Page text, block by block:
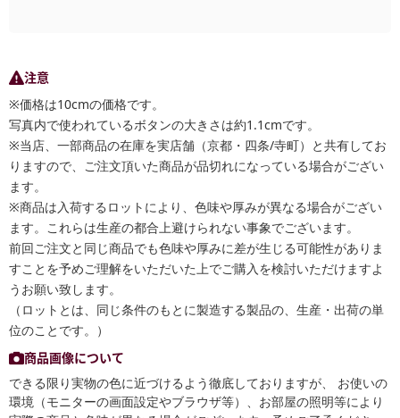
注意
※価格は10cmの価格です。
写真内で使われているボタンの大きさは約1.1cmです。
※当店、一部商品の在庫を実店舗（京都・四条/寺町）と共有してお
りますので、ご注文頂いた商品が品切れになっている場合がござい
ます。
※商品は入荷するロットにより、色味や厚みが異なる場合がござい
ます。これらは生産の都合上避けられない事象でございます。
前回ご注文と同じ商品でも色味や厚みに差が生じる可能性がありま
すことを予めご理解をいただいた上でご購入を検討いただけますよ
うお願い致します。
（ロットとは、同じ条件のもとに製造する製品の、生産・出荷の単
位のことです。）
商品画像について
できる限り実物の色に近づけるよう徹底しておりますが、 お使いの
環境（モニターの画面設定やブラウザ等）、お部屋の照明等により